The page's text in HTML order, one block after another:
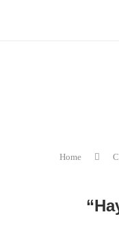
Home